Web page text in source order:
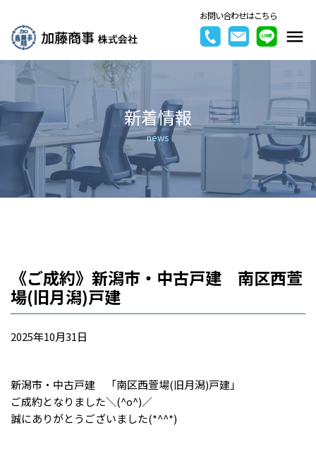
お問い合わせはこちら
新着情報
news
《ご成約》新潟市・中古戸建 南区西萱
場(旧月潟)戸建
2025年10月31日
新潟市・中古戸建 「南区西萱場(旧月潟)戸建」
ご成約となりました＼(^o^)／
誠にありがとうございました(*^^*)